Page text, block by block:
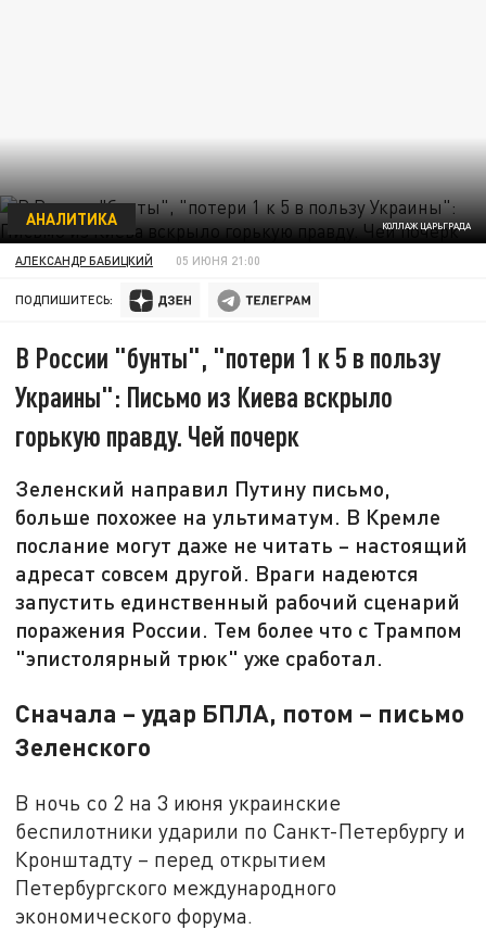
КОЛЛАЖ ЦАРЬГРАДА
АНАЛИТИКА
АЛЕКСАНДР БАБИЦКИЙ 05 ИЮНЯ 21:00
ПОДПИШИТЕСЬ:
В России "бунты", "потери 1 к 5 в пользу
Украины": Письмо из Киева вскрыло
горькую правду. Чей почерк
Зеленский направил Путину письмо,
больше похожее на ультиматум. В Кремле
послание могут даже не читать – настоящий
адресат совсем другой. Враги надеются
запустить единственный рабочий сценарий
поражения России. Тем более что с Трампом
"эпистолярный трюк" уже сработал.
Сначала – удар БПЛА, потом – письмо
Зеленского
В ночь со 2 на 3 июня украинские
беспилотники ударили по Санкт-Петербургу и
Кронштадту – перед открытием
Петербургского международного
экономического форума.